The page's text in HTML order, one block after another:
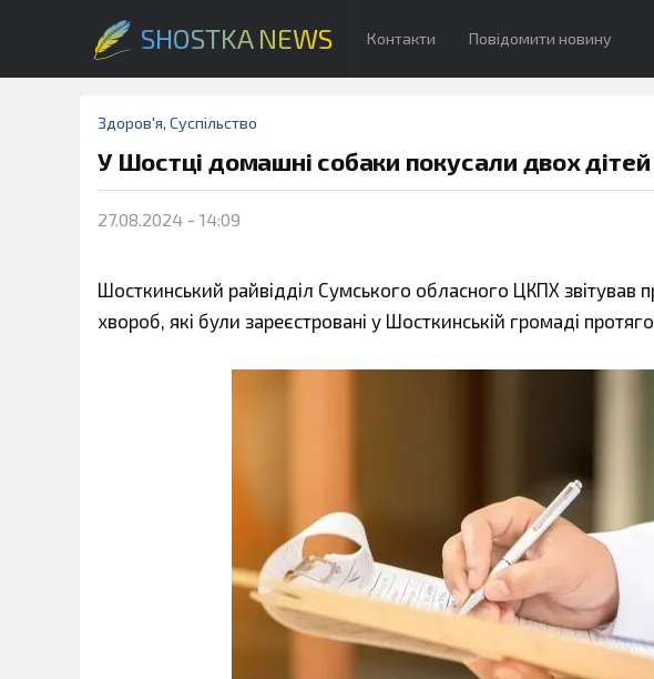
SHOSTKA NEWS Контакти Повідомити новину
Здоров'я, Суспільство
У Шостці домашні собаки покусали двох дітей
27.08.2024 - 14:09
Шосткинський райвідділ Сумського обласного ЦКПХ звітував
хвороб, які були зареєстровані у Шосткинській громаді